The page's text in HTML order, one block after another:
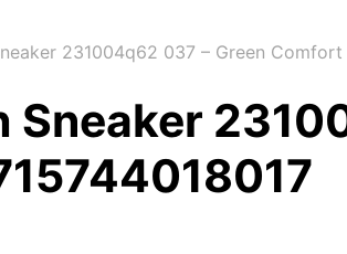
231004q62 037 – Green
Sneaker